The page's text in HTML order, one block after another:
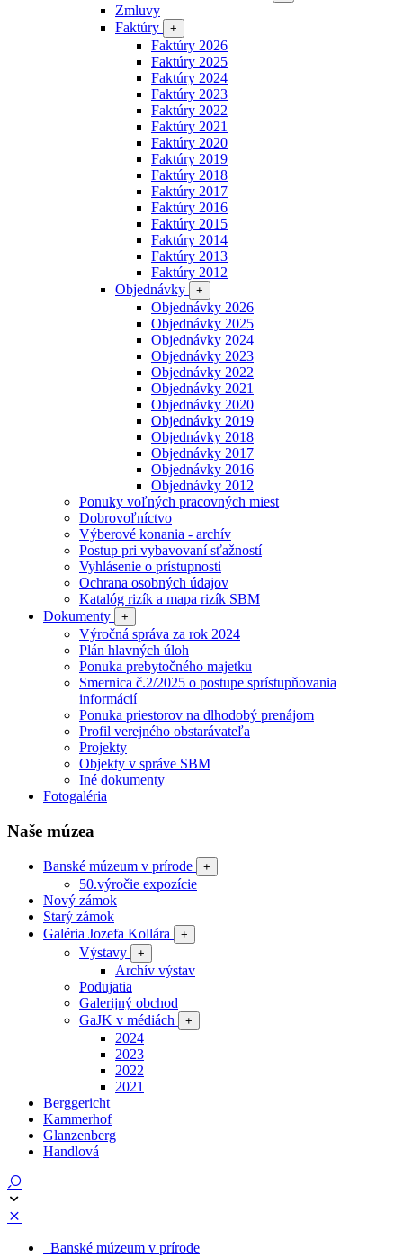
Zmluvy
Faktúry
+
Faktúry 2026
Faktúry 2025
Faktúry 2024
Faktúry 2023
Faktúry 2022
Faktúry 2021
Faktúry 2020
Faktúry 2019
Faktúry 2018
Faktúry 2017
Faktúry 2016
Faktúry 2015
Faktúry 2014
Faktúry 2013
Faktúry 2012
Objednávky
+
Objednávky 2026
Objednávky 2025
Objednávky 2024
Objednávky 2023
Objednávky 2022
Objednávky 2021
Objednávky 2020
Objednávky 2019
Objednávky 2018
Objednávky 2017
Objednávky 2016
Objednávky 2012
Ponuky voľných pracovných miest
Dobrovoľníctvo
Výberové konania - archív
Postup pri vybavovaní sťažností
Vyhlásenie o prístupnosti
Ochrana osobných údajov
Katalóg rizík a mapa rizík SBM
Dokumenty
+
Výročná správa za rok 2024
Plán hlavných úloh
Ponuka prebytočného majetku
Smernica č.2/2025 o postupe sprístupňovania
informácií
Ponuka priestorov na dlhodobý prenájom
Profil verejného obstarávateľa
Projekty
Objekty v správe SBM
Iné dokumenty
Fotogaléria
Naše múzea
Banské múzeum v prírode +
50.výročie expozície
Nový zámok
Starý zámok
Galéria Jozefa Kollára
+
Výstavy +
Archív výstav
Podujatia
Galerijný obchod
GaJK v médiách
+
2024
2023
2022
2021
Berggericht
Kammerhof
Glanzenberg
Handlová
Banské múzeum v prírode